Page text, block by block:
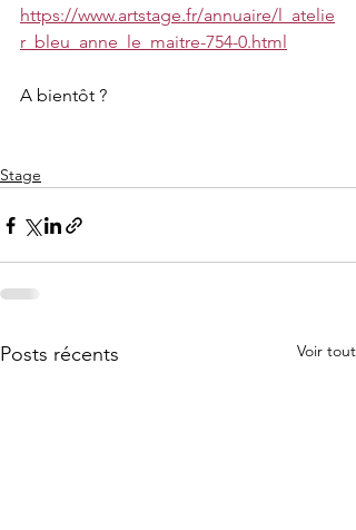
https://www.artstage.fr/annuaire/l_atelie
r_bleu_anne_le_maitre-754-0.html
A bientôt ?
Stage
Posts récents Voir tout